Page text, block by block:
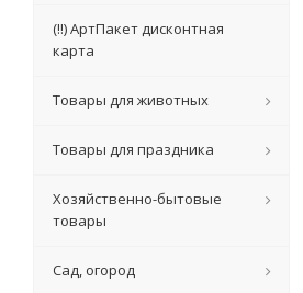
(!!) АртПакет дисконтная
карта
Товары для животных
Товары для праздника
Хозяйственно-бытовые
товары
Сад, огород